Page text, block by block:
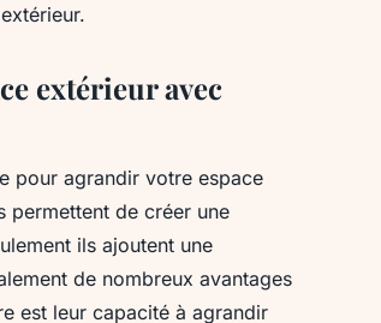
extérieur avec
pour agrandir votre espace
permettent de créer une
ils ajoutent une
de nombreux avantages
est leur capacité à agrandir